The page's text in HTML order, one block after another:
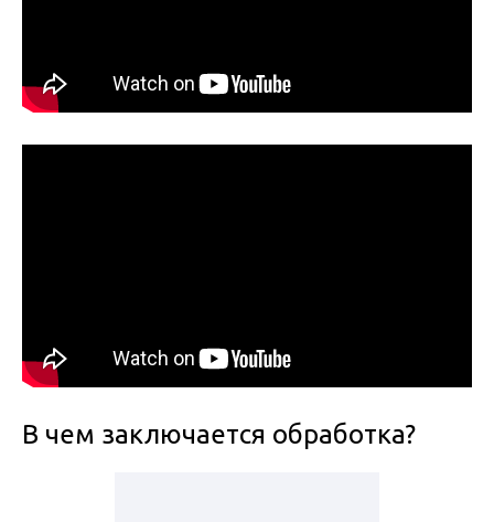
В чем заключается обработка?